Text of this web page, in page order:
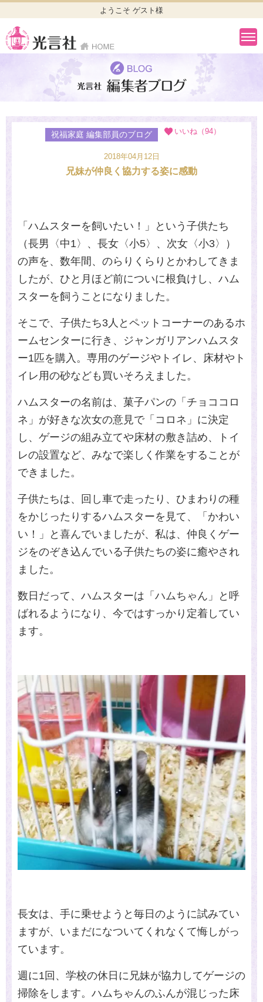
ようこそ ゲスト様
祝福家庭 編集部員のブログ いいね（94）
2018年04月12日
兄妹が仲良く協力する姿に感動
「ハムスターを飼いたい！」という子供たち
（長男〈中1〉、長女〈小5〉、次女〈小3〉）
の声を、数年間、のらりくらりとかわしてきま
したが、ひと月ほど前についに根負けし、ハム
スターを飼うことになりました。
そこで、子供たち3人とペットコーナーのあるホ
ームセンターに行き、ジャンガリアンハムスタ
ー1匹を購入。専用のゲージやトイレ、床材やト
イレ用の砂なども買いそろえました。
ハムスターの名前は、菓子パンの「チョココロ
ネ」が好きな次女の意見で「コロネ」に決定
し、ゲージの組み立てや床材の敷き詰め、トイ
レの設置など、みなで楽しく作業をすることが
できました。
子供たちは、回し車で走ったり、ひまわりの種
をかじったりするハムスターを見て、「かわい
い！」と喜んでいましたが、私は、仲良くゲー
ジをのぞき込んでいる子供たちの姿に癒やされ
ました。
数日だって、ハムスターは「ハムちゃん」と呼
ばれるようになり、今ではすっかり定着してい
ます。
長女は、手に乗せようと毎日のように試みてい
ますが、いまだになついてくれなくて悔しがっ
ています。
週に1回、学校の休日に兄妹が協力してゲージの
掃除をします。ハムちゃんのふんが混じった床